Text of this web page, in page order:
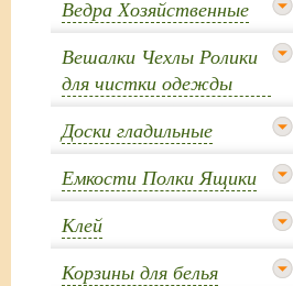
Ведра Хозяйственные
Вешалки Чехлы Ролики
для чистки одежды
Доски гладильные
Емкости Полки Ящики
Клей
Корзины для белья